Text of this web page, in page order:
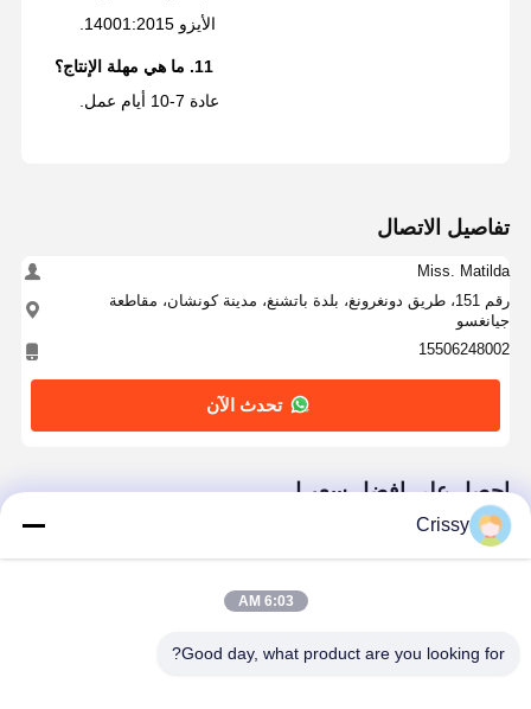
الأيزو 14001:2015.
11. ما هي مهلة الإنتاج؟
عادة 7-10 أيام عمل.
تفاصيل الاتصال
Miss. Matilda
رقم 151، طريق دونغرونغ، بلدة باتشنغ، مدينة كونشان، مقاطعة
جيانغسو
15506248002
تحدث الآن
احصل على افضل سعر ل
Crissy
6:03 AM
Good day, what product are you looking for?